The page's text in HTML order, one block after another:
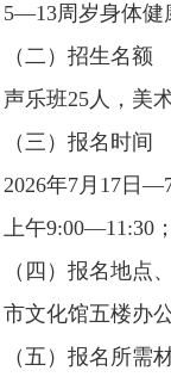
5—13周岁身体健
（二）招生名额
声乐班25人，美
（三）报名时间
2026年7月17日
上午9:00—11:30
（四）报名地点
市文化馆五楼办
（五）报名所需